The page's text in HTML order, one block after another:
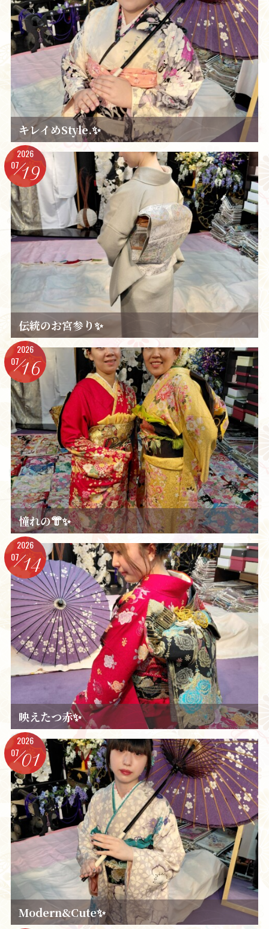
キレイめStyle.✨️
2026
0719
伝統のお宮参り✨️
2026
0716
憧れの👘✨️
2026
07 14
映えたつ赤✨️
2026
0701
Modern&Cute✨️